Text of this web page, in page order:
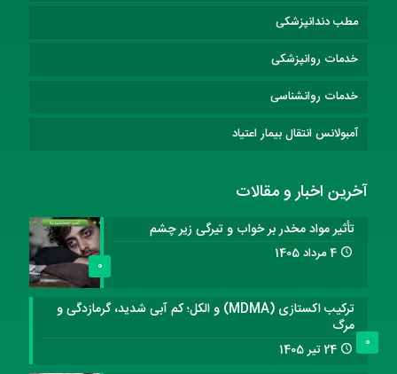
مطب دندانپزشکی
خدمات روانپزشکی
خدمات روانشناسی
آمبولانس انتقال بیمار اعتیاد
آخرین اخبار و مقالات
0
تأثیر مواد مخدر بر خواب و تیرگی زیر چشم
4 مرداد 1405
0
ترکیب اکستازی (MDMA) و الکل؛ کم آبی شدید، گرمازدگی و
مرگ
24 تیر 1405